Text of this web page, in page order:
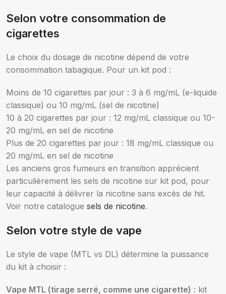
Selon votre consommation de
cigarettes
Le choix du dosage de nicotine dépend de votre
consommation tabagique. Pour un kit pod :
Moins de 10 cigarettes par jour : 3 à 6 mg/mL (e-liquide
classique) ou 10 mg/mL (sel de nicotine)
10 à 20 cigarettes par jour : 12 mg/mL classique ou 10-
20 mg/mL en sel de nicotine
Plus de 20 cigarettes par jour : 18 mg/mL classique ou
20 mg/mL en sel de nicotine
Les anciens gros fumeurs en transition apprécient
particulièrement les sels de nicotine sur kit pod, pour
leur capacité à délivrer la nicotine sans excès de hit.
Voir notre catalogue sels de nicotine.
Selon votre style de vape
Le style de vape (MTL vs DL) détermine la puissance
du kit à choisir :
Vape MTL (tirage serré, comme une cigarette) : kit